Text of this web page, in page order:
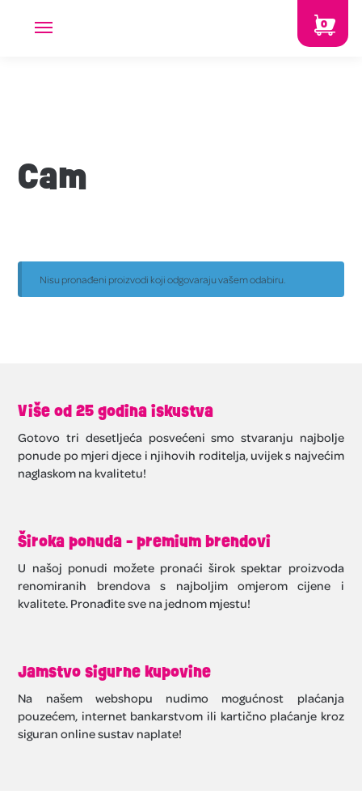
0
Cam
Nisu pronađeni proizvodi koji odgovaraju vašem odabiru.
Više od 25 godina iskustva
Gotovo tri desetljeća posvećeni smo stvaranju najbolje
ponude po mjeri djece i njihovih roditelja, uvijek s najvećim
naglaskom na kvalitetu!
Široka ponuda - premium brendovi
U našoj ponudi možete pronaći širok spektar proizvoda
renomiranih brendova s najboljim omjerom cijene i
kvalitete. Pronađite sve na jednom mjestu!
Jamstvo sigurne kupovine
Na našem webshopu nudimo mogućnost plaćanja
pouzećem, internet bankarstvom ili kartično plaćanje kroz
siguran online sustav naplate!